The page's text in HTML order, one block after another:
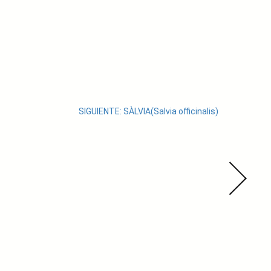
SIGUIENTE: SÀLVIA(Salvia officinalis)